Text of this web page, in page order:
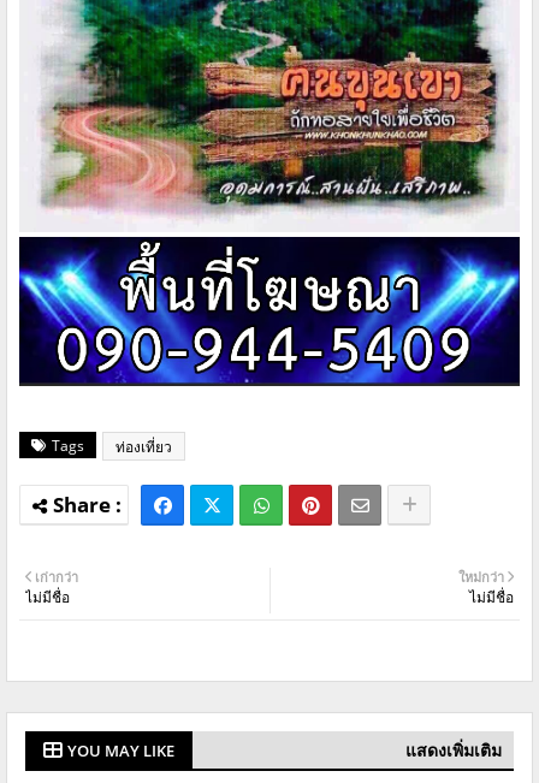
Tags ท่องเที่ยว
ใหม่กว่า
ไม่มีชื่อ
เก่ากว่า
ไม่มีชื่อ
YOU MAY LIKE แสดงเพิ่มเติม